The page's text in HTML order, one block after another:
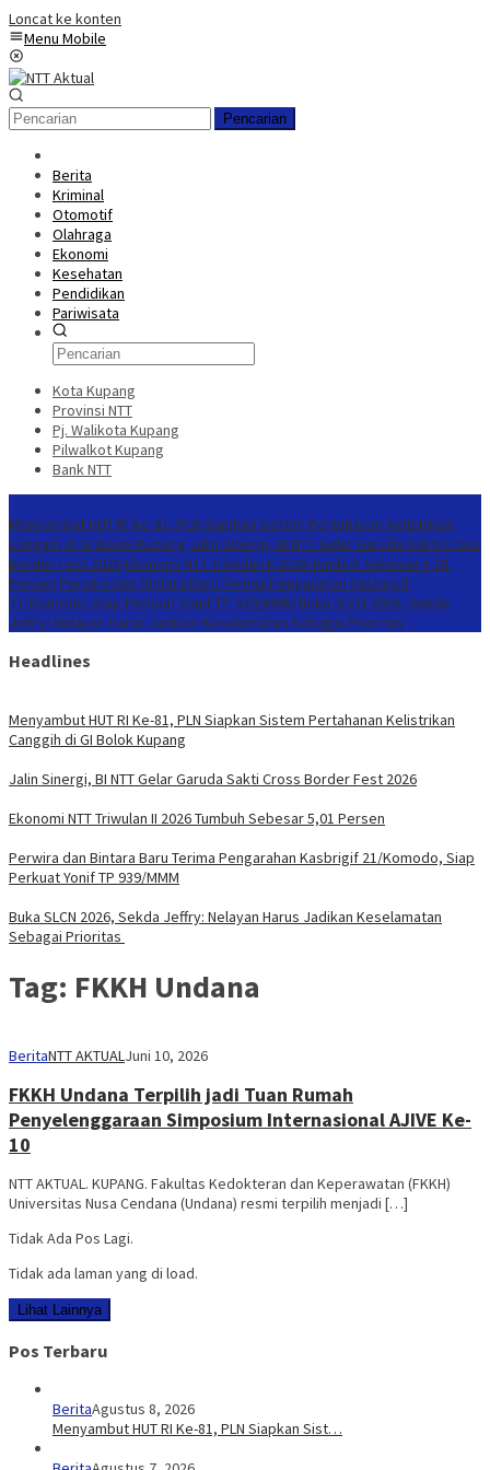
Loncat ke konten
Menu Mobile
Pencarian
Berita
Kriminal
Otomotif
Olahraga
Ekonomi
Kesehatan
Pendidikan
Pariwisata
Kota Kupang
Provinsi NTT
Pj. Walikota Kupang
Pilwalkot Kupang
Bank NTT
Menyambut HUT RI Ke-81, PLN Siapkan Sistem Pertahanan Kelistrikan
Canggih di GI Bolok Kupang Jalin Sinergi, BI NTT Gelar Garuda Sakti Cross
Border Fest 2026 Ekonomi NTT Triwulan II 2026 Tumbuh Sebesar 5,01
Persen Perwira dan Bintara Baru Terima Pengarahan Kasbrigif
21/Komodo, Siap Perkuat Yonif TP 939/MMM Buka SLCN 2026, Sekda
Jeffry: Nelayan Harus Jadikan Keselamatan Sebagai Prioritas
Headlines
Menyambut HUT RI Ke-81, PLN Siapkan Sistem Pertahanan Kelistrikan
Canggih di GI Bolok Kupang
Jalin Sinergi, BI NTT Gelar Garuda Sakti Cross Border Fest 2026
Ekonomi NTT Triwulan II 2026 Tumbuh Sebesar 5,01 Persen
Perwira dan Bintara Baru Terima Pengarahan Kasbrigif 21/Komodo, Siap
Perkuat Yonif TP 939/MMM
Buka SLCN 2026, Sekda Jeffry: Nelayan Harus Jadikan Keselamatan
Sebagai Prioritas
Tag: FKKH Undana
BeritaNTT AKTUALJuni 10, 2026
FKKH Undana Terpilih jadi Tuan Rumah
Penyelenggaraan Simposium Internasional AJIVE Ke-
10
NTT AKTUAL. KUPANG. Fakultas Kedokteran dan Keperawatan (FKKH)
Universitas Nusa Cendana (Undana) resmi terpilih menjadi […]
Tidak Ada Pos Lagi.
Tidak ada laman yang di load.
Lihat Lainnya
Pos Terbaru
BeritaAgustus 8, 2026
Menyambut HUT RI Ke-81, PLN Siapkan Sist…